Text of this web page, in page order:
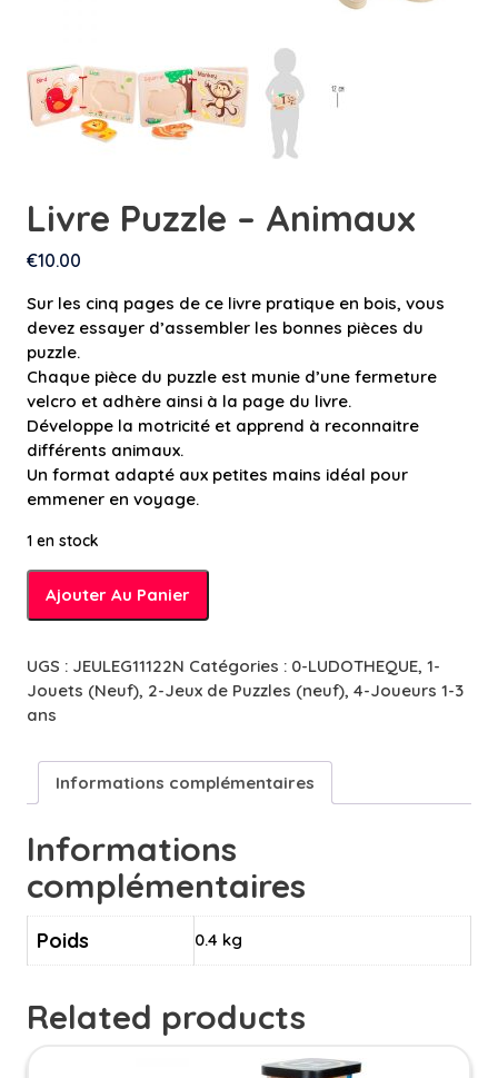
Livre Puzzle – Animaux
€10.00
Sur les cinq pages de ce livre pratique en bois, vous
devez essayer d’assembler les bonnes pièces du
puzzle.
Chaque pièce du puzzle est munie d’une fermeture
velcro et adhère ainsi à la page du livre.
Développe la motricité et apprend à reconnaitre
différents animaux.
Un format adapté aux petites mains idéal pour
emmener en voyage.
1 en stock
quantité
de
-
Animaux
Ajouter Au Panier
UGS : JEULEG11122N Catégories : 0-LUDOTHEQUE, 1-
Jouets (Neuf), 2-Jeux de Puzzles (neuf), 4-Joueurs 1-3
ans
Informations complémentaires
Informations
complémentaires
Poids 0.4 kg
Related products